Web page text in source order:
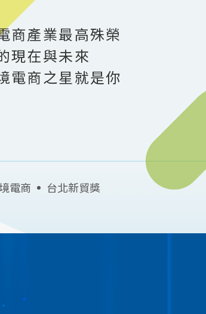
商產業最高殊榮
現在與未來
電商之星就是你
電商 台北新貿獎